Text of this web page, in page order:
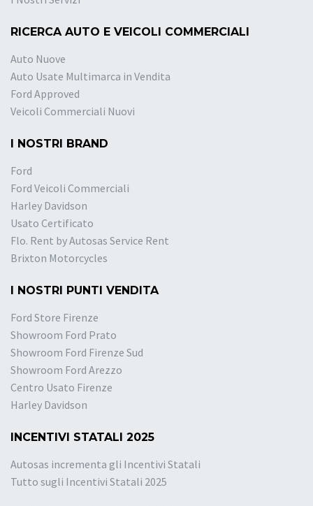
RICERCA AUTO E VEICOLI COMMERCIALI
Auto Nuove
Auto Usate Multimarca in Vendita
Ford Approved
Veicoli Commerciali Nuovi
I NOSTRI BRAND
Ford
Ford Veicoli Commerciali
Harley Davidson
Usato Certificato
Flo. Rent by Autosas Service Rent
Brixton Motorcycles
I NOSTRI PUNTI VENDITA
Ford Store Firenze
Showroom Ford Prato
Showroom Ford Firenze Sud
Showroom Ford Arezzo
Centro Usato Firenze
Harley Davidson
INCENTIVI STATALI 2025
Autosas incrementa gli Incentivi Statali
Tutto sugli Incentivi Statali 2025